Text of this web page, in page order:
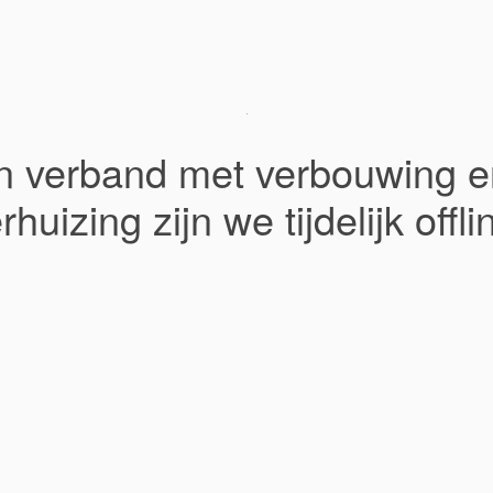
verband met verbouwing
zijn we tijdelijk